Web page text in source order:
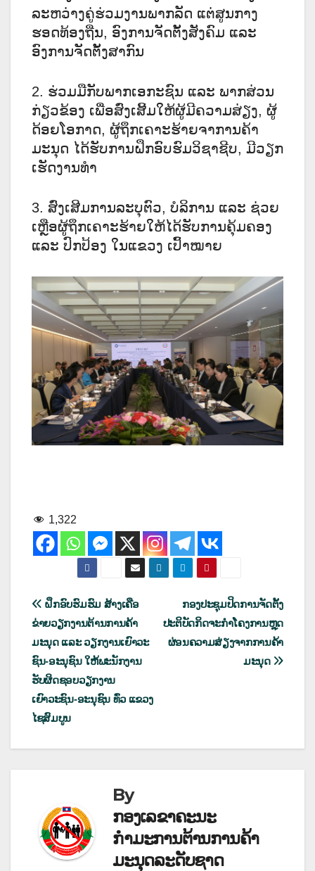
ລະຫວ່າງຄູ່ຮ່ວມງານພາກລັດ ແຕ່ສູນກາງ
ຮອດທ້ອງຖີ່ນ, ອົງການຈັດຕັ້ງສັງຄົມ ແລະ
ອົງການຈັດຕັ້ງສາກົນ
2. ຮ່ວມມືກັບພາກເອກະຊົນ ແລະ ພາກສ່ວນ
ກ່ຽວຂ້ອງ ເພື່ອສົ່ງເສີ້ມໃຫ້ຜູ້ມີຄວາມສ່ຽງ, ຜູ້
ດ້ອຍໂອກາດ, ຜູ້ຖຶກເຄາະຮ້າຍຈາການຄ້າ
ມະນຸດ ໄດ້ຮັບການຝຶກອົບຮົມວິຊາຊີບ, ມີວຽກ
ເຮັດງານທໍາ
3. ສົ່ງເສີມການລະບຸຕົວ, ບໍລິການ ແລະ ຊ່ວຍ
ເຫຼືອຜູ້ຖຶກເຄາະຮ້າຍໃຫ້ໄດ້ຮັບການຄຸ້ມຄອງ
ແລະ ປົກປ້ອງ ໃນແຂວງ ເປົ້າໝາຍ
1,322
ເມ
ນູນ
ຳ
ທາງ
ບົດຄວາມ
ກອງປະຊຸມປິດການຈັດຕັ້ງ
ປະຕິບັດກິດຈະກຳໂຄງການຫຼຸດ
ຜ່ອນຄວາມສ່ຽງຈາກການຄ້າ
ມະນຸດ
ຝຶກອົບຮົມຮົມ ສ້າງເຄືອ
ຂ່າຍວຽກງານຕ້ານການຄ້າ
ມະນຸດ ແລະ ວຽກງານເຍົາວະ
ຊົນ-ອະນຸຊົນ ໃຫ້ພະນັກງານ
ຮັບຜິດຊອບວຽກງານ
ເຍົາວະຊົນ-ອະນຸຊົນ ທົ່ວ ແຂວງ
ໄຊສົມບູນ
By
ກອງເລຂາຄະນະ
ກຳມະການຕ້ານການຄ້າ
ມະນຸດລະດັບຊາດ